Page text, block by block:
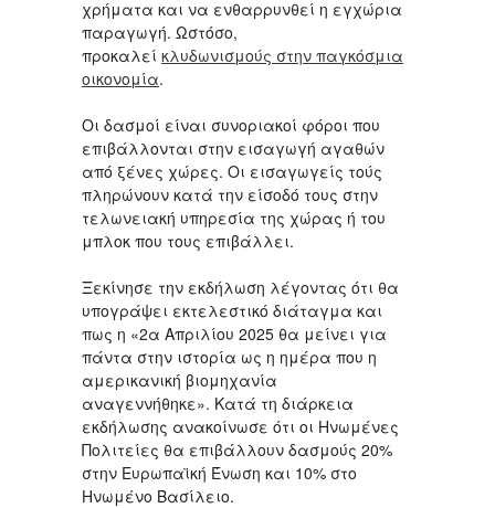
χρήματα και να ενθαρρυνθεί η εγχώρια
παραγωγή. Ωστόσο,
προκαλεί κλυδωνισμούς στην παγκόσμια
οικονομία.
Οι δασμοί είναι συνοριακοί φόροι που
επιβάλλονται στην εισαγωγή αγαθών
από ξένες χώρες. Οι εισαγωγείς τούς
πληρώνουν κατά την είσοδό τους στην
τελωνειακή υπηρεσία της χώρας ή του
μπλοκ που τους επιβάλλει.
Ξεκίνησε την εκδήλωση λέγοντας ότι θα
υπογράψει εκτελεστικό διάταγμα και
πως η «2α Απριλίου 2025 θα μείνει για
πάντα στην ιστορία ως η ημέρα που η
αμερικανική βιομηχανία
αναγεννήθηκε». Κατά τη διάρκεια
εκδήλωσης ανακοίνωσε ότι οι Ηνωμένες
Πολιτείες θα επιβάλλουν δασμούς 20%
στην Ευρωπαϊκή Ένωση και 10% στο
Ηνωμένο Βασίλειο.